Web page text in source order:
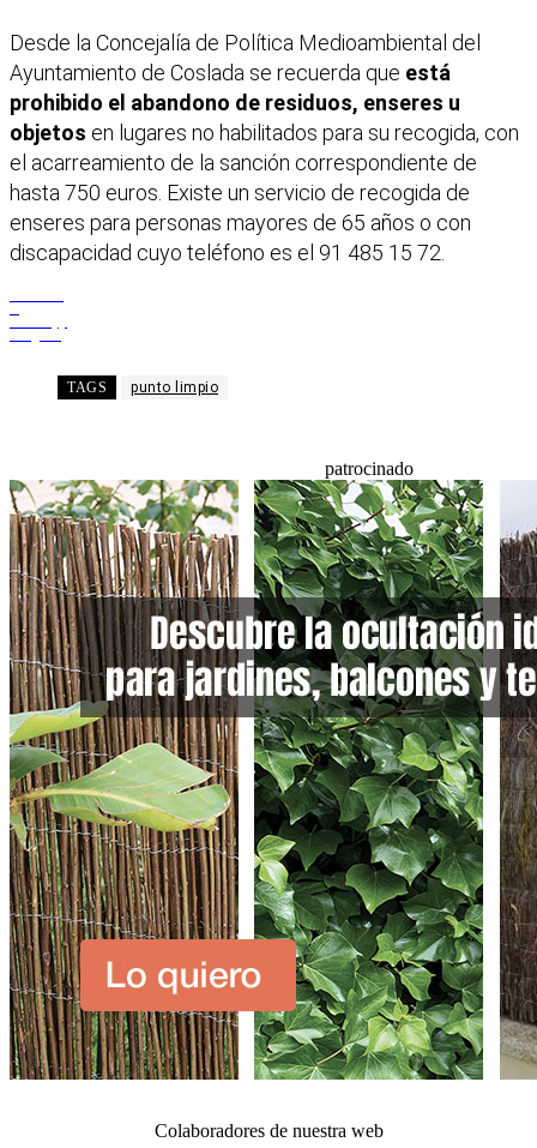
Desde la Concejalía de Política Medioambiental del
Ayuntamiento de Coslada se recuerda que está
prohibido el abandono de residuos, enseres u
objetos en lugares no habilitados para su recogida, con
el acarreamiento de la sanción correspondiente de
hasta 750 euros. Existe un servicio de recogida de
enseres para personas mayores de 65 años o con
discapacidad cuyo teléfono es el 91 485 15 72.
TAGS punto limpio
patrocinado
Colaboradores de nuestra web